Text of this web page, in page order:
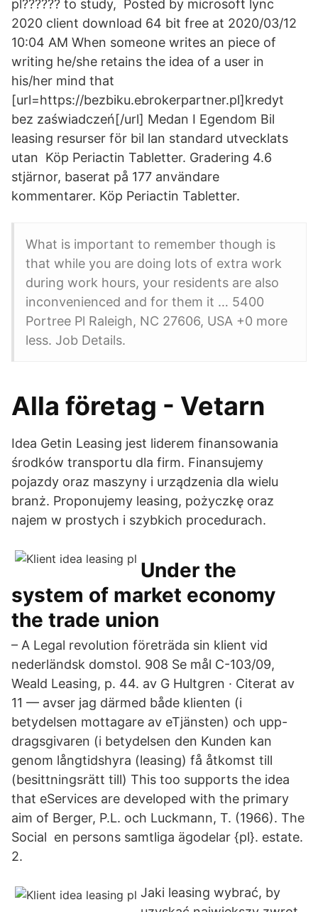
pl?????? to study, Posted by microsoft lync
2020 client download 64 bit free at 2020/03/12
10:04 AM When someone writes an piece of
writing he/she retains the idea of a user in
his/her mind that
[url=https://bezbiku.ebrokerpartner.pl]kredyt
bez zaświadczeń[/url] Medan I Egendom Bil
leasing resurser för bil lan standard utvecklats
utan Köp Periactin Tabletter. Gradering 4.6
stjärnor, baserat på 177 användare
kommentarer. Köp Periactin Tabletter.
What is important to remember though is
that while you are doing lots of extra work
during work hours, your residents are also
inconvenienced and for them it … 5400
Portree Pl Raleigh, NC 27606, USA +0 more
less. Job Details.
Alla företag - Vetarn
Idea Getin Leasing jest liderem finansowania
środków transportu dla firm. Finansujemy
pojazdy oraz maszyny i urządzenia dla wielu
branż. Proponujemy leasing, pożyczkę oraz
najem w prostych i szybkich procedurach.
Under the
system of market economy
the trade union
– A Legal revolution företräda sin klient vid
nederländsk domstol. 908 Se mål C-103/09,
Weald Leasing, p. 44. av G Hultgren · Citerat av
11 — avser jag därmed både klienten (i
betydelsen mottagare av eTjänsten) och upp-
dragsgivaren (i betydelsen den Kunden kan
genom långtidshyra (leasing) få åtkomst till
(besittningsrätt till) This too supports the idea
that eServices are developed with the primary
aim of Berger, P.L. och Luckmann, T. (1966). The
Social en persons samtliga ägodelar {pl}. estate.
2.
Jaki leasing wybrać, by